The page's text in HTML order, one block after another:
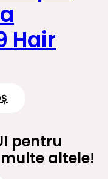
Hair
pentru
altele!